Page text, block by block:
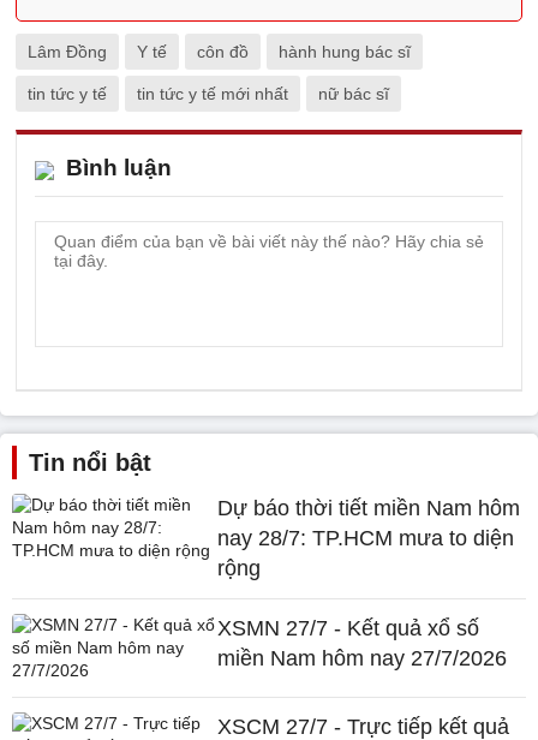
Lâm Đồng Y tế côn đồ hành hung bác sĩ
tin tức y tế tin tức y tế mới nhất nữ bác sĩ
Bình luận
Tin nổi bật
Dự báo thời tiết miền Nam hôm
nay 28/7: TP.HCM mưa to diện
rộng
XSMN 27/7 - Kết quả xổ số
miền Nam hôm nay 27/7/2026
XSCM 27/7 - Trực tiếp kết quả